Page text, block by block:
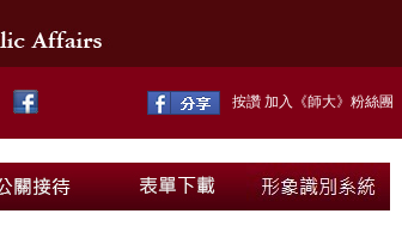
按讚 加入《師大》粉絲團